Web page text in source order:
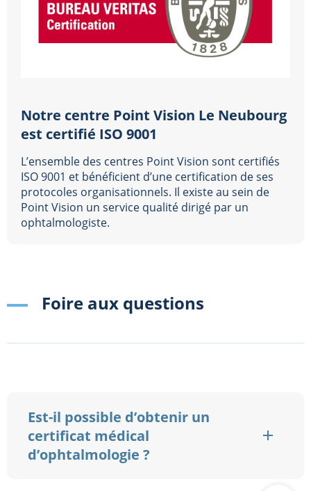
Notre centre Point Vision Le Neubourg
est certifié ISO 9001
L’ensemble des centres Point Vision sont certifiés
ISO 9001 et bénéficient d’une certification de ses
protocoles organisationnels. Il existe au sein de
Point Vision un service qualité dirigé par un
ophtalmologiste.
Foire aux questions
Est-il possible d’obtenir un
certificat médical
d’ophtalmologie ?